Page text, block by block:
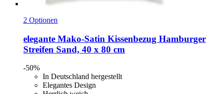
2 Optionen
elegante Mako-​Satin Kissenbezug Hamburger
Streifen Sand, 40 x 80 cm
-50%
In Deutschland hergestellt
Elegantes Design